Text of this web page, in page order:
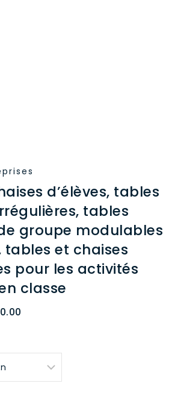
d’élèves, tables
tables
groupe modulables
tables et chaises
pour les activités
classe
€380.00
à